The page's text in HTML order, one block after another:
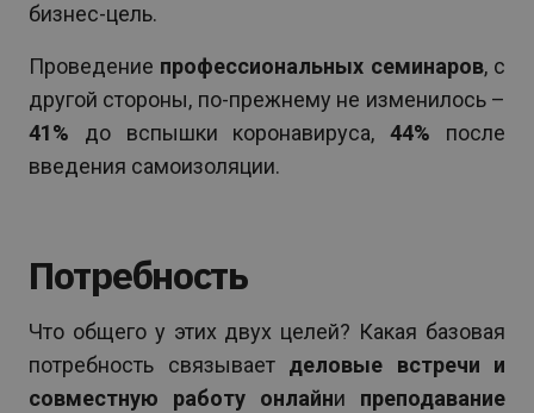
бизнес-цель.
Проведение профессиональных семинаров, с
другой стороны, по-прежнему не изменилось –
41% до вспышки коронавируса,44% после
введения самоизоляции.
Потребность
Что общего у этих двух целей? Какая базовая
потребность связывает деловые встречи и
совместную работу онлайни преподавание